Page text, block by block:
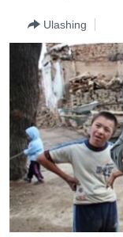
VASHINGTON
MOBIL-SALOM!
VIDEO
XABARLAR
YOUTUBE
INSTAGRAM
ODNOKLASSNIKI
TELEGRAM
TWITTER
SOUNDCLOUD
EDITORIAL
Learning English
VOA
Ulashing